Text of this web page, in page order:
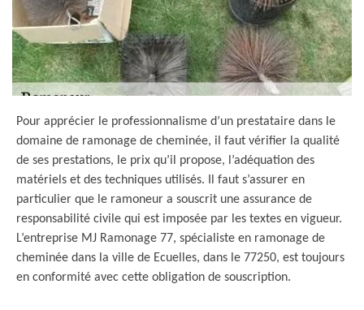
Pour apprécier le professionnalisme d’un prestataire dans le
domaine de ramonage de cheminée, il faut vérifier la qualité
de ses prestations, le prix qu’il propose, l’adéquation des
matériels et des techniques utilisés. Il faut s’assurer en
particulier que le ramoneur a souscrit une assurance de
responsabilité civile qui est imposée par les textes en vigueur.
L’entreprise MJ Ramonage 77, spécialiste en ramonage de
cheminée dans la ville de Ecuelles, dans le 77250, est toujours
en conformité avec cette obligation de souscription.